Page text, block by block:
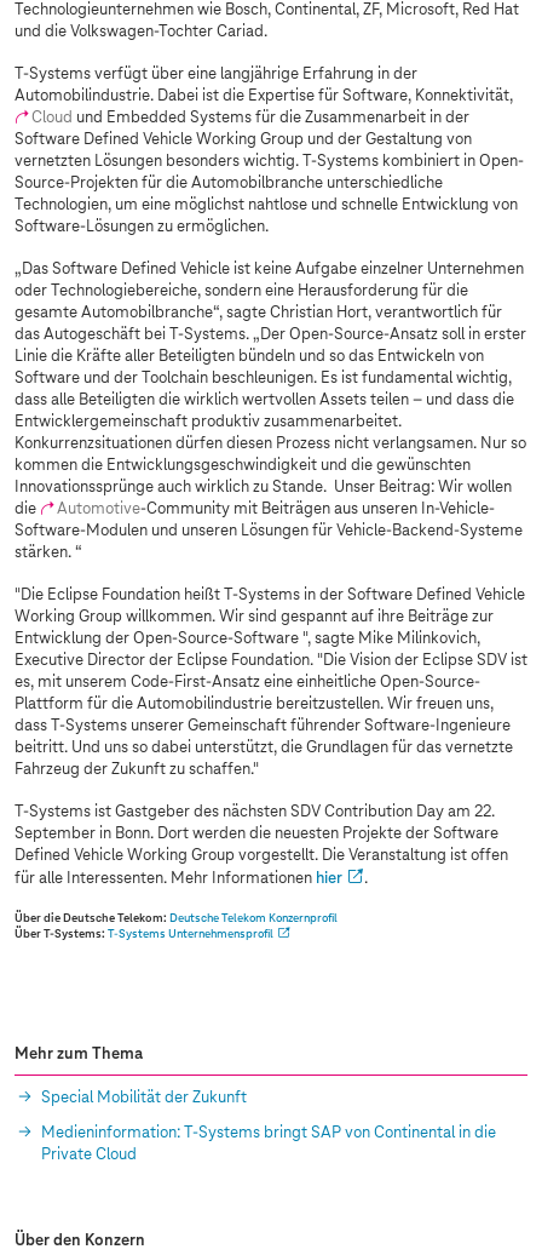
Technologieunternehmen wie Bosch, Continental, ZF, Microsoft, Red Hat
und die Volkswagen-Tochter Cariad.
T-Systems verfügt über eine langjährige Erfahrung in der
Automobilindustrie. Dabei ist die Expertise für Software, Konnektivität,
Cloud und Embedded Systems für die Zusammenarbeit in der
Software Defined Vehicle Working Group und der Gestaltung von
vernetzten Lösungen besonders wichtig. T-Systems kombiniert in Open-
Source-Projekten für die Automobilbranche unterschiedliche
Technologien, um eine möglichst nahtlose und schnelle Entwicklung von
Software-Lösungen zu ermöglichen.
„Das Software Defined Vehicle ist keine Aufgabe einzelner Unternehmen
oder Technologiebereiche, sondern eine Herausforderung für die
gesamte Automobilbranche“, sagte Christian Hort, verantwortlich für
das Autogeschäft bei T-Systems. „Der Open-Source-Ansatz soll in erster
Linie die Kräfte aller Beteiligten bündeln und so das Entwickeln von
Software und der Toolchain beschleunigen. Es ist fundamental wichtig,
dass alle Beteiligten die wirklich wertvollen Assets teilen – und dass die
Entwicklergemeinschaft produktiv zusammenarbeitet.
Konkurrenzsituationen dürfen diesen Prozess nicht verlangsamen. Nur so
kommen die Entwicklungsgeschwindigkeit und die gewünschten
Innovationssprünge auch wirklich zu Stande. Unser Beitrag: Wir wollen
die
Automotive-Community mit Beiträgen aus unseren In-Vehicle-
Software-Modulen und unseren Lösungen für Vehicle-Backend-Systeme
stärken. “
"Die Eclipse Foundation heißt T-Systems in der Software Defined Vehicle
Working Group willkommen. Wir sind gespannt auf ihre Beiträge zur
Entwicklung der Open-Source-Software ", sagte Mike Milinkovich,
Executive Director der Eclipse Foundation. "Die Vision der Eclipse SDV ist
es, mit unserem Code-First-Ansatz eine einheitliche Open-Source-
Plattform für die Automobilindustrie bereitzustellen. Wir freuen uns,
dass T-Systems unserer Gemeinschaft führender Software-Ingenieure
beitritt. Und uns so dabei unterstützt, die Grundlagen für das vernetzte
Fahrzeug der Zukunft zu schaffen."
T-Systems ist Gastgeber des nächsten SDV Contribution Day am 22.
September in Bonn. Dort werden die neuesten Projekte der Software
Defined Vehicle Working Group vorgestellt. Die Veranstaltung ist offen
für alle Interessenten. Mehr Informationen hier .
Über die Deutsche Telekom: Deutsche Telekom Konzernprofil
Über T-Systems: T-Systems Unternehmensprofil
Mehr zum Thema
Special Mobilität der Zukunft
Medieninformation: T-Systems bringt SAP von Continental in die
Private Cloud
Über den Konzern